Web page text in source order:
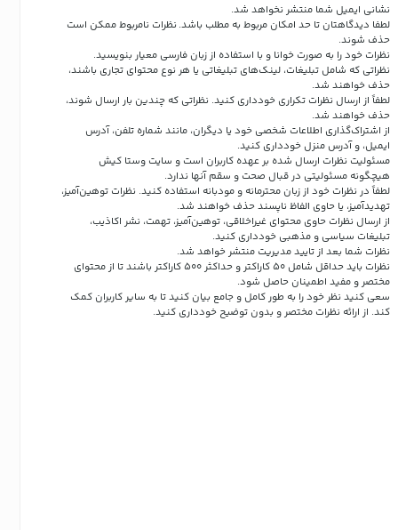
نشانی ایمیل شما منتشر نخواهد شد.
لطفا دیدگاهتان تا حد امکان مربوط به مطلب باشد. نظرات نامربوط ممکن است
حذف شوند.
نظرات خود را به صورت خوانا و با استفاده از زبان فارسی معیار بنویسید.
نظراتی که شامل تبلیغات، لینک‌های تبلیغاتی یا هر نوع محتوای تجاری باشند،
حذف خواهند شد.
لطفاً از ارسال نظرات تکراری خودداری کنید. نظراتی که چندین بار ارسال شوند،
حذف خواهند شد.
از اشتراک‌گذاری اطلاعات شخصی خود یا دیگران، مانند شماره تلفن، آدرس
ایمیل، و آدرس منزل خودداری کنید.
مسئولیت نظرات ارسال شده بر عهده کاربران است و سایت وستا کیش
هیچگونه مسئولیتی در قبال صحت و سقم آنها ندارد.
لطفاً در نظرات خود از زبان محترمانه و مودبانه استفاده کنید. نظرات توهین‌آمیز،
تهدیدآمیز، یا حاوی الفاظ ناپسند حذف خواهند شد.
از ارسال نظرات حاوی محتوای غیراخلاقی، توهین‌آمیز، تهمت، نشر اکاذیب،
تبلیغات سیاسی و مذهبی خودداری کنید.
نظرات شما بعد از تایید مدیریت منتشر خواهد شد.
نظرات باید حداقل شامل 50 کاراکتر و حداکثر 500 کاراکتر باشند تا از محتوای
مختصر و مفید اطمینان حاصل شود.
سعی کنید نظر خود را به طور کامل و جامع بیان کنید تا به سایر کاربران کمک
کند. از ارائه نظرات مختصر و بدون توضیح خودداری کنید.